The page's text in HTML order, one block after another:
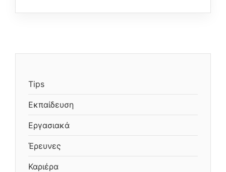
Tips
Εκπαίδευση
Εργασιακά
Έρευνες
Καριέρα